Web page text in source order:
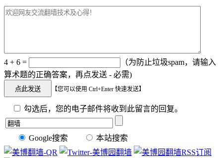
4 + 6 =
（为防止垃圾spam，请输入
算术题的正确答案，再点发送 - 必需)
【您可以使用 Ctrl+Enter 快速发送】
勾选后，您的电子邮件将收到此留言的回复。
Google搜索 本站搜索